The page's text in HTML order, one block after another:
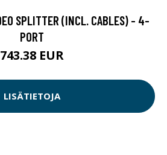
SPLITTER (INCL. CABLES) - 4-
PORT
743.38 EUR
LISÄTIETOJA